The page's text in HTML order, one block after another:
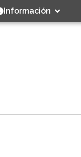
Información